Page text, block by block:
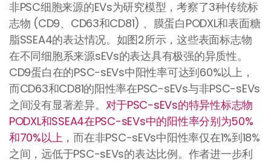
非PSC细胞来源的EVs为研究模型，考察了3种传统标
志物 (CD9、CD63和CD81) 、膜蛋白PODXL和表面糖
脂SSEA4的表达情况。如图2所示，这些表面标志物
在不同细胞系来源sEVs的表达具有极强的异质性。
CD9蛋白在的PSC-sEVs中阳性率可达到60%以上，
而CD63和CD81的阳性率在PSC-sEVs与非PSC-sEVs
之间没有显著差异。 对于PSC-sEVs的特异性标志物
PODXL和SSEA4在PSC-sEVs中的阳性率分别为50%
和70%以上，而在非PSC-sEVs中阳性率仅在1%到18%
之间，远低于PSC-sEVs的表达比例。作者进一步利